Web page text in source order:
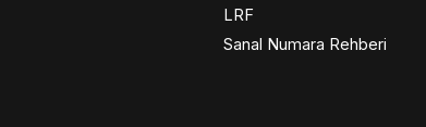
LRF
Sanal Numara Rehberi